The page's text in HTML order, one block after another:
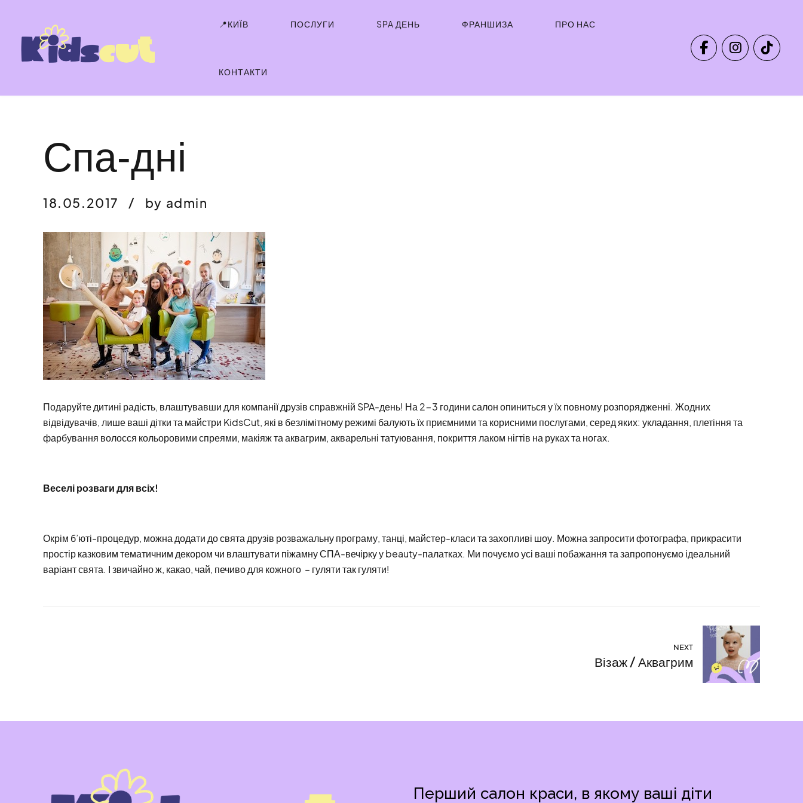
📍КИЇВ ПОСЛУГИ SPA ДЕНЬ ФРАНШИЗА ПРО НАС
КОНТАКТИ
Спа-дні
18.05.2017 by admin
Подаруйте дитині радість, влаштувавши для компанії друзів справжній SPA-день! На 2-3 години салон опиниться у їх повному розпорядженні. Жодних
відвідувачів, лише ваші дітки та майстри KidsCut, які в безлімітному режимі балують їх приємними та корисними послугами, серед яких: укладання, плетіння та
фарбування волосся кольоровими спреями, макіяж та аквагрим, акварельні татуювання, покриття лаком нігтів на руках та ногах.
Веселі розваги для всіх!
Окрім б’юті-процедур, можна додати до свята друзів розважальну програму, танці, майстер-класи та захопливі шоу. Можна запросити фотографа, прикрасити
простір казковим тематичним декором чи влаштувати піжамну СПА-вечірку у beauty-палатках. Ми почуємо усі ваші побажання та запропонуємо ідеальний
варіант свята. І звичайно ж, какао, чай, печиво для кожного – гуляти так гуляти!
NEXT
Візаж / Аквагрим
Перший салон краси, в якому ваші діти